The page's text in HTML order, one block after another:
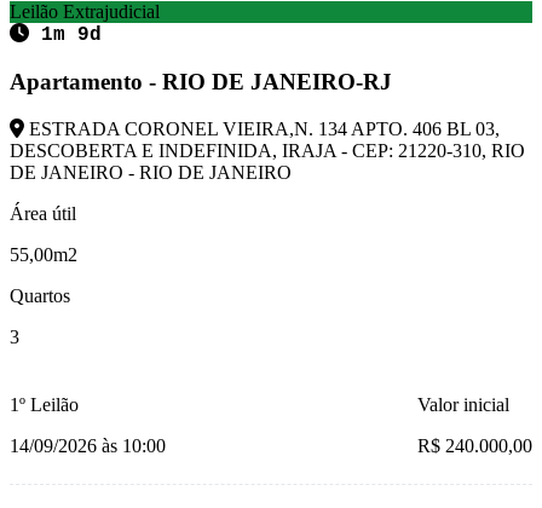
Leilão Extrajudicial
1m 9d
Apartamento - RIO DE JANEIRO-RJ
ESTRADA CORONEL VIEIRA,N. 134 APTO. 406 BL 03,
DESCOBERTA E INDEFINIDA, IRAJA - CEP: 21220-310, RIO
DE JANEIRO - RIO DE JANEIRO
Área útil
55,00m2
Quartos
3
1º Leilão
14/09/2026 às 10:00
Valor inicial
R$ 240.000,00